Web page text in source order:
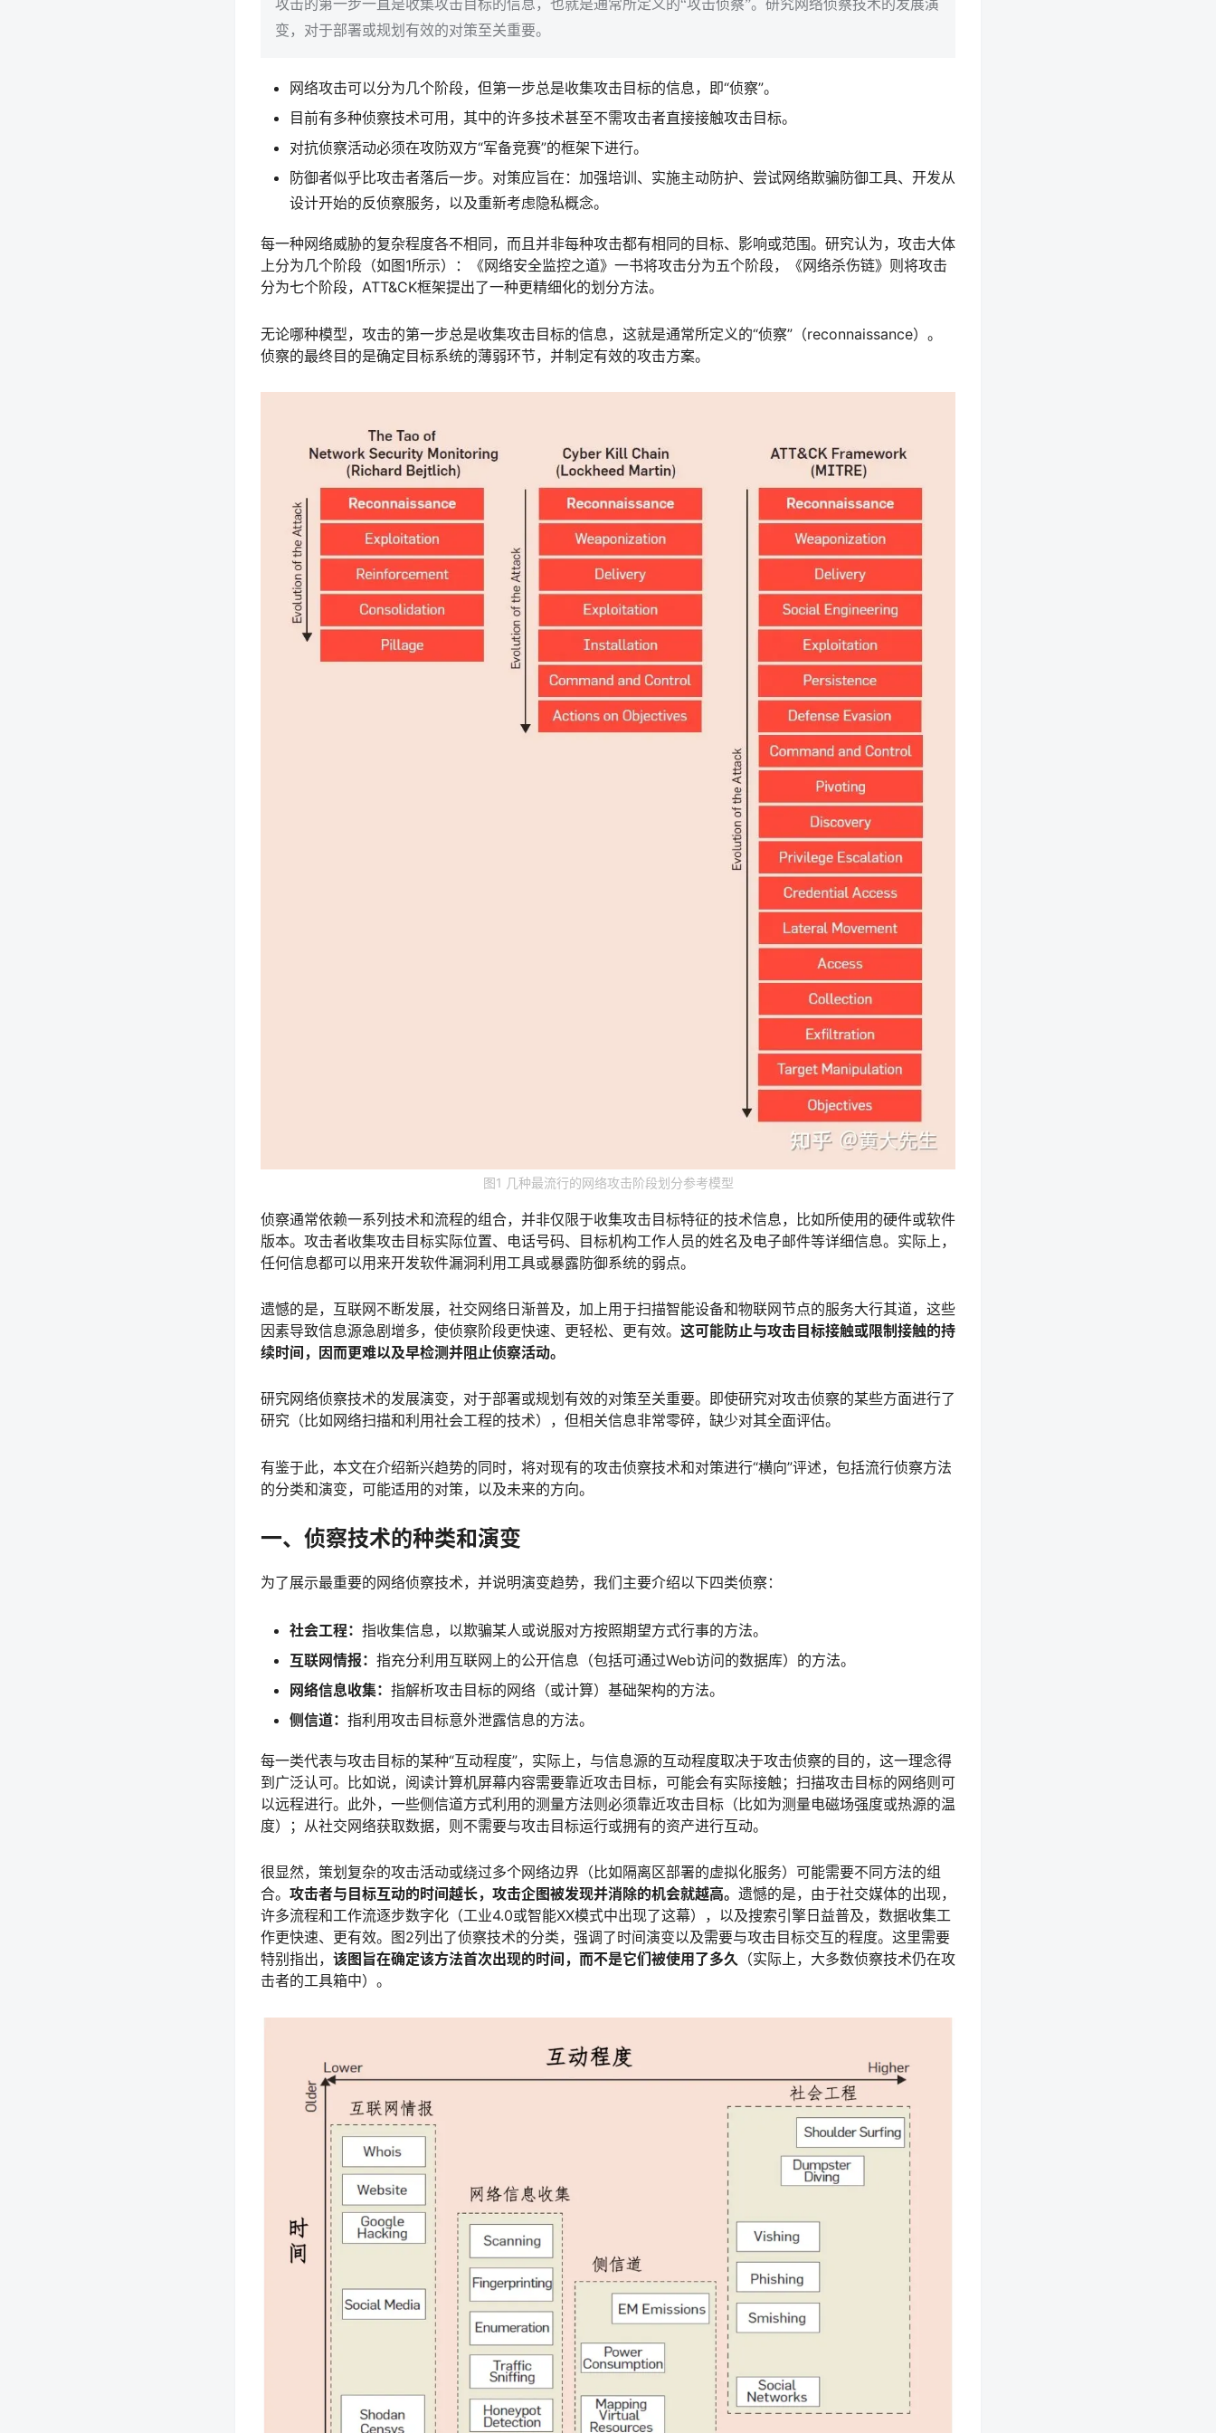
攻击的第一步一直是收集攻击目标的信息，也就是通常所定义的“攻击侦察”。研究网络侦察技术的发展演
变，对于部署或规划有效的对策至关重要。
网络攻击可以分为几个阶段，但第一步总是收集攻击目标的信息，即“侦察”。
目前有多种侦察技术可用，其中的许多技术甚至不需攻击者直接接触攻击目标。
对抗侦察活动必须在攻防双方“军备竞赛”的框架下进行。
防御者似乎比攻击者落后一步。对策应旨在：加强培训、实施主动防护、尝试网络欺骗防御工具、开发从
设计开始的反侦察服务，以及重新考虑隐私概念。
每一种网络威胁的复杂程度各不相同，而且并非每种攻击都有相同的目标、影响或范围。研究认为，攻击大体
上分为几个阶段（如图1所示）：《网络安全监控之道》一书将攻击分为五个阶段，《网络杀伤链》则将攻击
分为七个阶段，ATT&CK框架提出了一种更精细化的划分方法。
无论哪种模型，攻击的第一步总是收集攻击目标的信息，这就是通常所定义的“侦察”（reconnaissance）。
侦察的最终目的是确定目标系统的薄弱环节，并制定有效的攻击方案。
图1 几种最流行的网络攻击阶段划分参考模型
侦察通常依赖一系列技术和流程的组合，并非仅限于收集攻击目标特征的技术信息，比如所使用的硬件或软件
版本。攻击者收集攻击目标实际位置、电话号码、目标机构工作人员的姓名及电子邮件等详细信息。实际上，
任何信息都可以用来开发软件漏洞利用工具或暴露防御系统的弱点。
遗憾的是，互联网不断发展，社交网络日渐普及，加上用于扫描智能设备和物联网节点的服务大行其道，这些
因素导致信息源急剧增多，使侦察阶段更快速、更轻松、更有效。 这可能防止与攻击目标接触或限制接触的持
续时间，因而更难以及早检测并阻止侦察活动。
研究网络侦察技术的发展演变，对于部署或规划有效的对策至关重要。即使研究对攻击侦察的某些方面进行了
研究（比如网络扫描和利用社会工程的技术），但相关信息非常零碎，缺少对其全面评估。
有鉴于此，本文在介绍新兴趋势的同时，将对现有的攻击侦察技术和对策进行“横向”评述，包括流行侦察方法
的分类和演变，可能适用的对策，以及未来的方向。
一、侦察技术的种类和演变
为了展示最重要的网络侦察技术，并说明演变趋势，我们主要介绍以下四类侦察：
社会工程： 指收集信息，以欺骗某人或说服对方按照期望方式行事的方法。
互联网情报： 指充分利用互联网上的公开信息（包括可通过Web访问的数据库）的方法。
网络信息收集： 指解析攻击目标的网络（或计算）基础架构的方法。
侧信道： 指利用攻击目标意外泄露信息的方法。
每一类代表与攻击目标的某种“互动程度”，实际上，与信息源的互动程度取决于攻击侦察的目的，这一理念得
到广泛认可。比如说，阅读计算机屏幕内容需要靠近攻击目标，可能会有实际接触；扫描攻击目标的网络则可
以远程进行。此外，一些侧信道方式利用的测量方法则必须靠近攻击目标（比如为测量电磁场强度或热源的温
度）；从社交网络获取数据，则不需要与攻击目标运行或拥有的资产进行互动。
很显然，策划复杂的攻击活动或绕过多个网络边界（比如隔离区部署的虚拟化服务）可能需要不同方法的组
合。 攻击者与目标互动的时间越长，攻击企图被发现并消除的机会就越高。 遗憾的是，由于社交媒体的出现，
许多流程和工作流逐步数字化（工业4.0或智能XX模式中出现了这幕），以及搜索引擎日益普及，数据收集工
作更快速、更有效。图2列出了侦察技术的分类，强调了时间演变以及需要与攻击目标交互的程度。这里需要
特别指出， 该图旨在确定该方法首次出现的时间，而不是它们被使用了多久 （实际上，大多数侦察技术仍在攻
击者的工具箱中）。